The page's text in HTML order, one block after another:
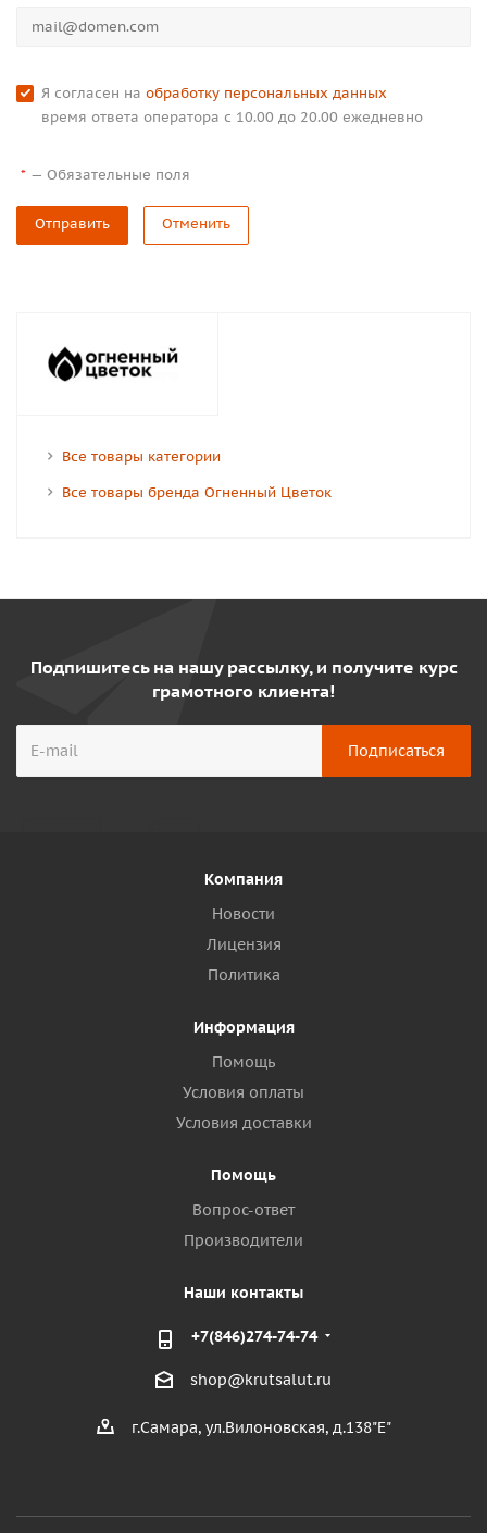
Я согласен на обработку персональных данных
время ответа оператора с 10.00 до 20.00 ежедневно
* — Обязательные поля
Отправить Отменить
Все товары категории
Все товары бренда Огненный Цветок
Подпишитесь на нашу рассылку, и получите курс
грамотного клиента!
Компания
Новости
Лицензия
Политика
Информация
Помощь
Условия оплаты
Условия доставки
Помощь
Вопрос-ответ
Производители
Наши контакты
+7(846)274-74-74
shop@krutsalut.ru
г.Самара, ул.Вилоновская, д.138"Е"